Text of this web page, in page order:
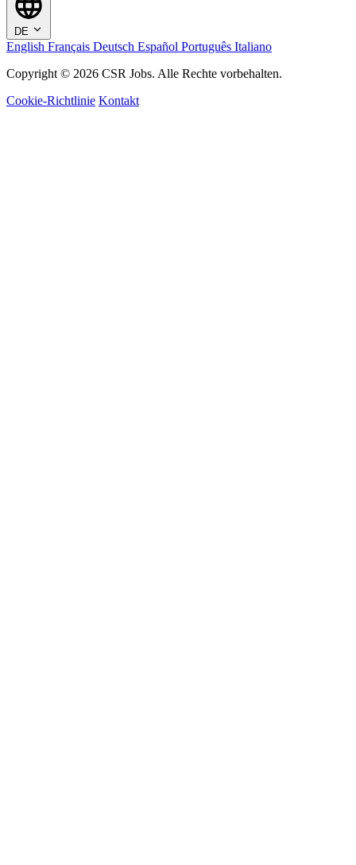
DE
English Français Deutsch Español Português Italiano
Copyright © 2026 CSR Jobs. Alle Rechte vorbehalten.
Cookie-Richtlinie Kontakt